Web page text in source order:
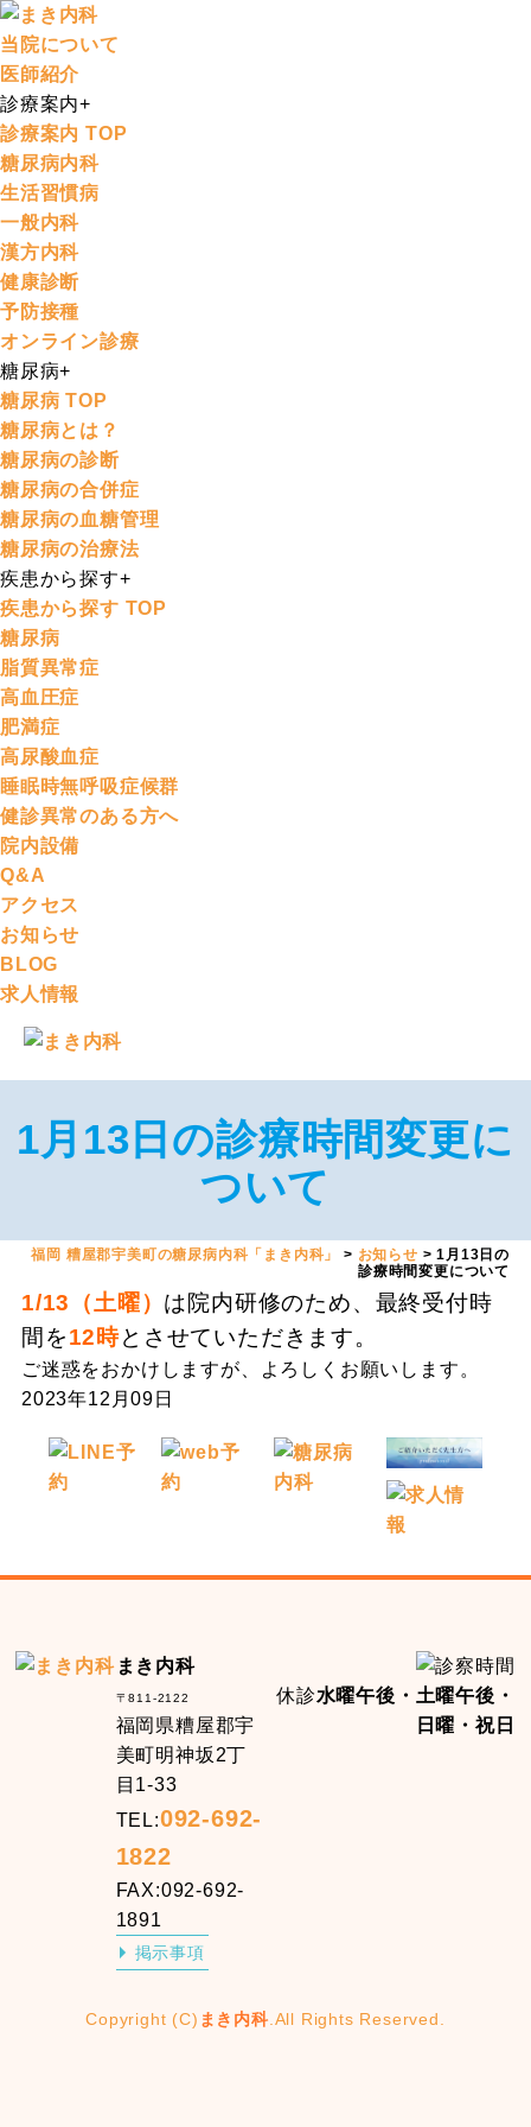
当院について
医師紹介
診療案内+
診療案内 TOP
糖尿病内科
生活習慣病
一般内科
漢方内科
健康診断
予防接種
オンライン診療
糖尿病+
糖尿病 TOP
糖尿病とは？
糖尿病の診断
糖尿病の合併症
糖尿病の血糖管理
糖尿病の治療法
疾患から探す+
疾患から探す TOP
糖尿病
脂質異常症
高血圧症
肥満症
高尿酸血症
睡眠時無呼吸症候群
健診異常のある方へ
院内設備
Q&A
アクセス
お知らせ
BLOG
求人情報
1月13日の診療時間変更に
ついて
福岡 糟屋郡宇美町の糖尿病内科「まき内科」 > お知らせ >1月13日の
診療時間変更について
1/13（土曜） は院内研修のため、最終受付時
間を12時とさせていただきます。
ご迷惑をおかけしますが、よろしくお願いします。
2023年12月09日
まき内科
〒811-2122
福岡県糟屋郡宇
美町明神坂2丁
目1-33
TEL:092-692-
1822
FAX:092-692-
1891
掲示事項
休診水曜午後・土曜午後・
日曜・祝日
Copyright (C) まき内科 .All Rights Reserved.